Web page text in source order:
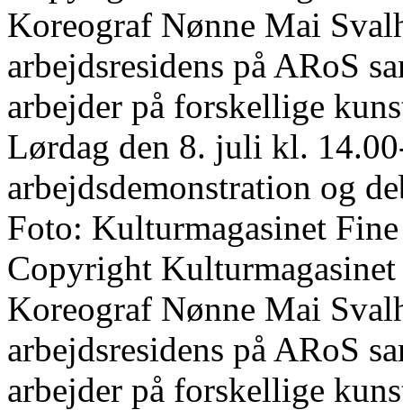
Koreograf Nønne Mai
arbejdsresidens på ARoS
arbejder på forskellige
Lørdag den 8. juli kl.
arbejdsdemonstration og
Foto: Kulturmagasinet
Copyright
Koreograf Nønne Mai
arbejdsresidens på ARoS
arbejder på forskellige